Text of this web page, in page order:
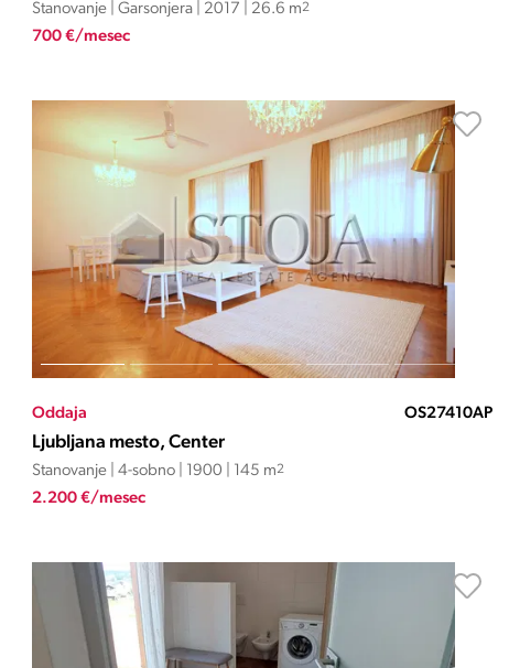
Stanovanje | Garsonjera | 2017 | 26.6 m2
700 €/mesec
Oddaja OS27410AP
Ljubljana mesto, Center
Stanovanje | 4-sobno | 1900 | 145 m2
2.200 €/mesec